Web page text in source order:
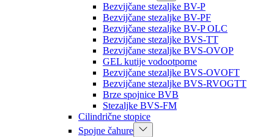
Bezvijčane stezaljke BV-P
Bezvijčane stezaljke BV-PF
Bezvijčane stezaljke BV-P OLC
Bezvijčane stezaljke BVS-TT
Bezvijčane stezaljke BVS-OVOP
GEL kutije vodootporne
Bezvijčane stezaljke BVS-OVOFT
Bezvijčane stezaljke BVS-RVOGTT
Brze spojnice BVB
Stezaljke BVS-FM
Cilindrične stopice
Spojne čahure